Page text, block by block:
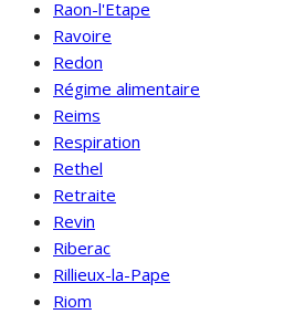
Raon-l'Etape
Ravoire
Redon
Régime alimentaire
Reims
Respiration
Rethel
Retraite
Revin
Riberac
Rillieux-la-Pape
Riom